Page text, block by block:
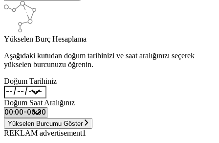
Yükselen Burç Hesaplama
Aşağıdaki kutudan doğum tarihinizi ve saat aralığınızı seçerek
yükselen burcunuzu öğrenin.
Doğum Tarihiniz
Doğum Saat Aralığınız
Yükselen Burcumu Göster
REKLAM advertisement1